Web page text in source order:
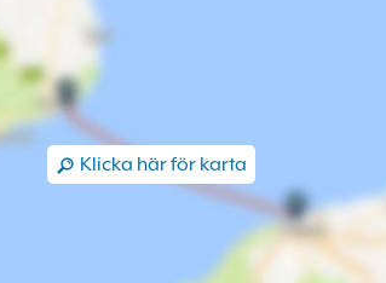
Klicka här för karta